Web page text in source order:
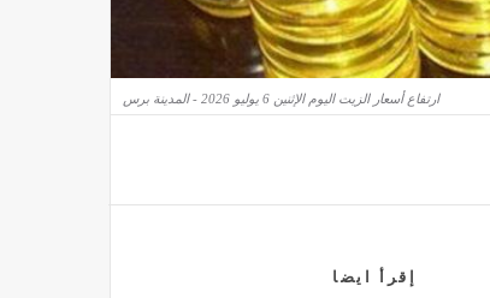
ارتفاع أسعار الزيت اليوم الإثنين 6 يوليو 2026 - المدينة برس
إقرأ ايضا